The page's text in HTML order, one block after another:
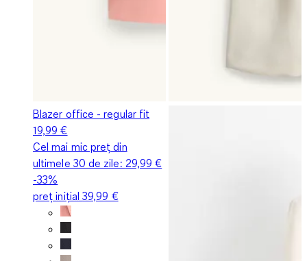
Blazer office - regular fit
19,99 €
Cel mai mic preț din
ultimele 30 de zile: 29,99 €
-33%
preț inițial39,99 €